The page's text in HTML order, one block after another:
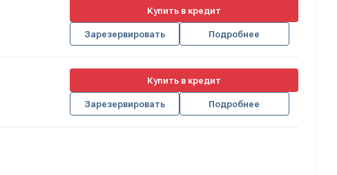
Купить в кредит
Зарезервировать Подробнее
Купить в кредит
Зарезервировать Подробнее